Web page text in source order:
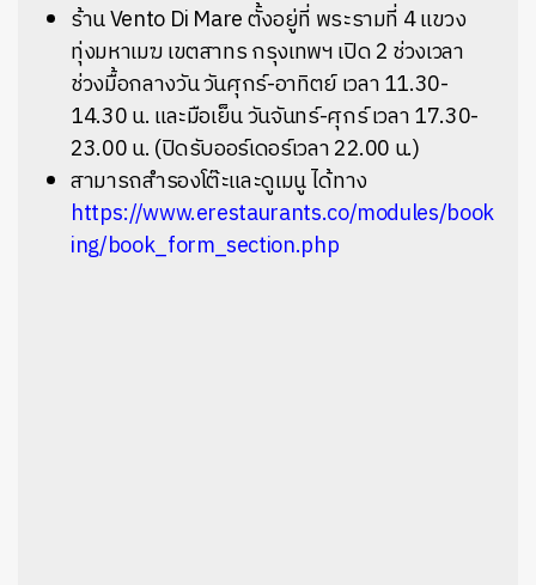
ร้าน Vento Di Mare ตั้งอยู่ที่ พระรามที่ 4 แขวง
ทุ่งมหาเมฆ เขตสาทร กรุงเทพฯเปิด 2 ช่วงเวลา
ช่วงมื้อกลางวัน วันศุกร์-อาทิตย์ เวลา 11.30-
14.30 น. และมือเย็น วันจันทร์-ศุกร์ เวลา 17.30-
23.00 น. (ปิดรับออร์เดอร์เวลา 22.00 น.)
สามารถสำรองโต๊ะและดูเมนู ได้ทาง
https://www.erestaurants.co/modules/book
ing/book_form_section.php